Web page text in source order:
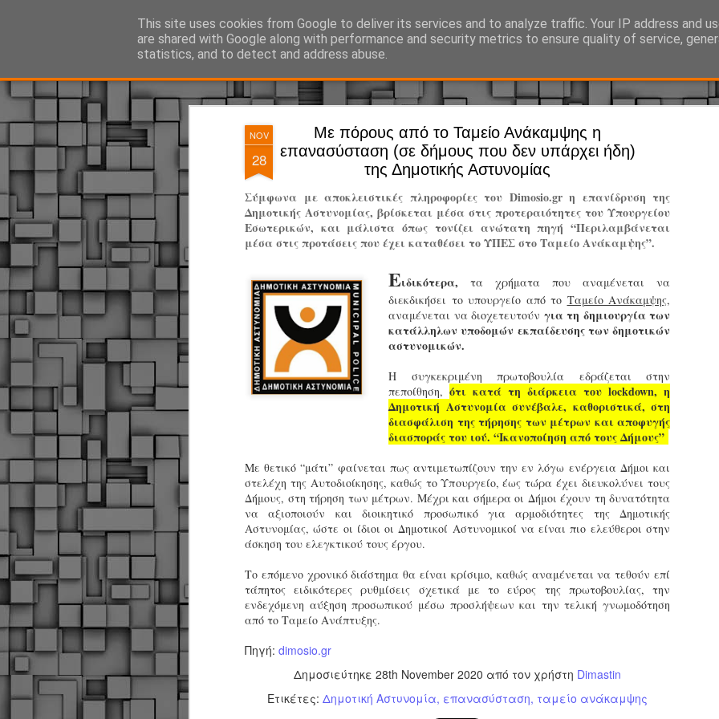
NOV
28
Με πόρους από το Ταμείο Ανάκαμψης η
επανασύσταση (σε δήμους που δεν υπάρχει ήδη)
της Δημοτικής Αστυνομίας
Σύμφωνα με αποκλειστικές πληροφορίες του Dimosio.gr η επανίδρυση της
Δημοτικής Αστυνομίας, βρίσκεται μέσα στις προτεραιότητες του Υπουργείου
Εσωτερικών, και μάλιστα όπως τονίζει ανώτατη πηγή “Περιλαμβάνεται
μέσα στις προτάσεις που έχει καταθέσει το ΥΠΕΣ στο Ταμείο Ανάκαμψης”.
Ειδικότερα, τα χρήματα που αναμένεται να
διεκδικήσει το υπουργείο από το Ταμείο Ανάκαμψης,
αναμένεται να διοχετευτούν για τη δημιουργία των
κατάλληλων υποδομών εκπαίδευσης των δημοτικών
αστυνομικών.
Η συγκεκριμένη πρωτοβουλία εδράζεται στην
πεποίθηση, ότι κατά τη διάρκεια του lockdown, η
Δημοτική Αστυνομία συνέβαλε, καθοριστικά, στη
διασφάλιση της τήρησης των μέτρων και αποφυγής
διασποράς του ιού. “Ικανοποίηση από τους Δήμους”
Με θετικό “μάτι” φαίνεται πως αντιμετωπίζουν την εν λόγω ενέργεια Δήμοι και
στελέχη της Αυτοδιοίκησης, καθώς το Υπουργείο, έως τώρα έχει διευκολύνει τους
Δήμους, στη τήρηση των μέτρων. Μέχρι και σήμερα οι Δήμοι έχουν τη δυνατότητα
να αξιοποιούν και διοικητικό προσωπικό για αρμοδιότητες της Δημοτικής
Αστυνομίας, ώστε οι ίδιοι οι Δημοτικοί Αστυνομικοί να είναι πιο ελεύθεροι στην
άσκηση του ελεγκτικού τους έργου.
Το επόμενο χρονικό διάστημα θα είναι κρίσιμο, καθώς αναμένεται να τεθούν επί
τάπητος ειδικότερες ρυθμίσεις σχετικά με το εύρος της πρωτοβουλίας, την
ενδεχόμενη αύξηση προσωπικού μέσω προσλήψεων και την τελική γνωμοδότηση
από το Ταμείο Ανάπτυξης.
Πηγή: dimosio.gr
Δημοσιεύτηκε 28th November 2020 από τον χρήστη Dimastin
Ετικέτες: Δημοτική Αστυνομία επανασύσταση ταμείο ανάκαμψης
This site uses cookies from Google to deliver its services and to analyze traffic. Your IP address and
are shared with Google along with performance and security metrics to ensure quality of service,
statistics, and to detect and address abuse.
ΔΗΜΟΤΙΚΗ ΑΣΤΥΝΟΜΙΑ, τα νέα! Ό, τι συμβαίνει γύρω από τη Δημοτική Αστυνομία, την τοπική
JUL
29
Άργος -
Με
Ξεκινά επίσημα η
καθώς από την 1η
επιχειρησιακή
παρουσία του Δήμου
χώρους.
εκπαιδευμένους
ήδη ολοκληρώσει την
είναι έτοιμοι να
Στο πλαίσιο της
ολοκαίνουργια
τις περιπολίες και τις
στελεχών της υπηρεσίας.
JUN
Δήμος Κοζάνης :
JUN
Απολογισμός των
ελέγχων σε ιδιοκτήτες
JUN
Δημοτική Αστυνομία